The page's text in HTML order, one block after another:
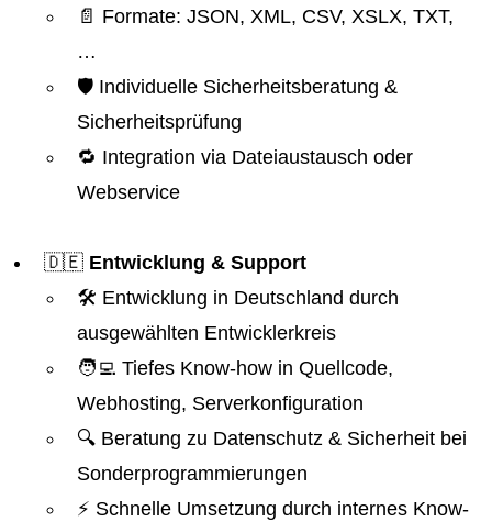
📄 Formate: JSON, XML, CSV, XSLX, TXT,
…
🛡️ Individuelle Sicherheitsberatung &
Sicherheitsprüfung
🔁 Integration via Dateiaustausch oder
Webservice
🇩🇪 Entwicklung & Support
🛠️ Entwicklung in Deutschland durch
ausgewählten Entwicklerkreis
🧑‍💻 Tiefes Know-how in Quellcode,
Webhosting, Serverkonfiguration
🔍 Beratung zu Datenschutz & Sicherheit bei
Sonderprogrammierungen
⚡ Schnelle Umsetzung durch internes Know-